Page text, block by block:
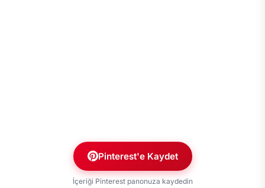
Pinterest'e Kaydet
İçeriği Pinterest panonuza kaydedin